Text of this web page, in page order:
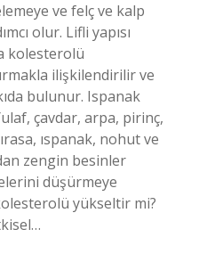
ve felç ve kalp
olur. Lifli yapısı
kolesterolü
ilişkilendirilir ve
bulunur. Ispanak
çavdar, arpa, pirinç,
ıspanak, nohut ve
zengin besinler
düşürmeye
yükseltir mi?